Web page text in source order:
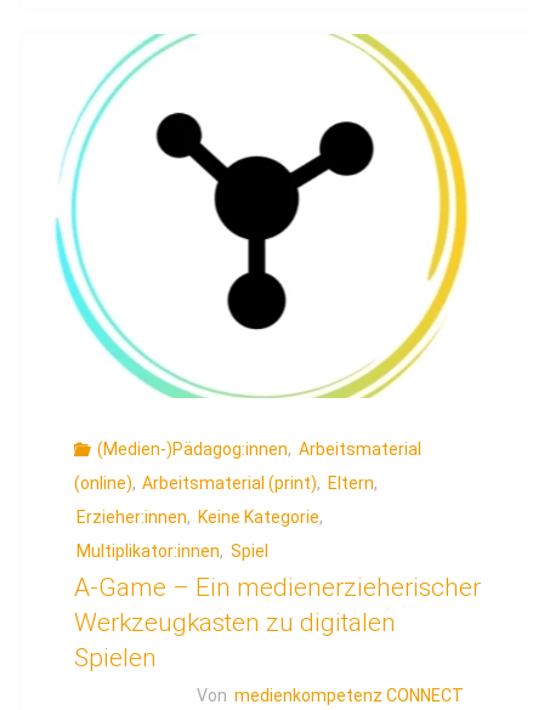
„KI
and
Beziehung“"
(Medien-)Pädagog:innen, Arbeitsmaterial
(online), Arbeitsmaterial (print), Eltern,
Erzieher:innen, Keine Kategorie,
Multiplikator:innen, Spiel
A-Game – Ein medienerzieherischer
Werkzeugkasten zu digitalen
Spielen
Von medienkompetenz CONNECT